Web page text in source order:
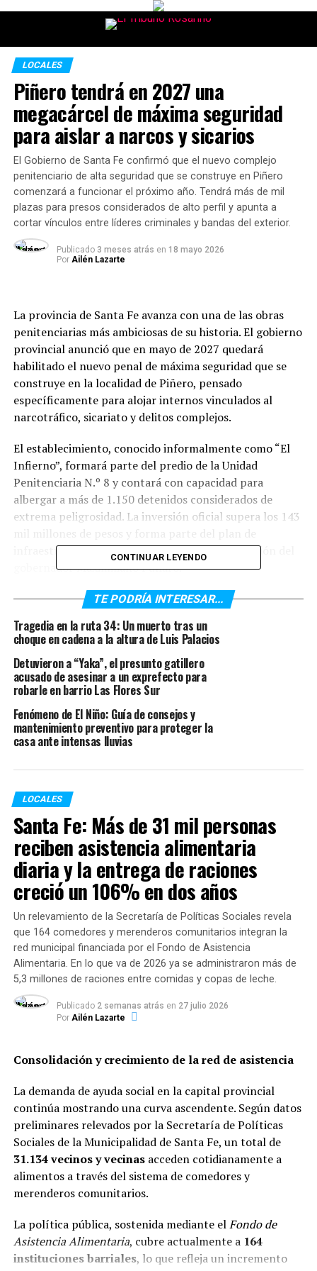
LOCALES
Piñero tendrá en 2027 una
megacárcel de máxima seguridad
para aislar a narcos y sicarios
El Gobierno de Santa Fe confirmó que el nuevo complejo
penitenciario de alta seguridad que se construye en Piñero
comenzará a funcionar el próximo año. Tendrá más de mil
plazas para presos considerados de alto perfil y apunta a
cortar vínculos entre líderes criminales y bandas del exterior.
Publicado 3 meses atrás en 18 mayo 2026
Por Ailén Lazarte
La provincia de Santa Fe avanza con una de las obras
penitenciarias más ambiciosas de su historia. El gobierno
provincial anunció que en mayo de 2027 quedará
habilitado el nuevo penal de máxima seguridad que se
construye en la localidad de Piñero, pensado
específicamente para alojar internos vinculados al
narcotráfico, sicariato y delitos complejos.
El establecimiento, conocido informalmente como “El
Infierno”, formará parte del predio de la Unidad
Penitenciaria N.º 8 y contará con capacidad para
albergar a más de 1.150 detenidos considerados de
extrema peligrosidad. La inversión oficial supera los 143
infraestructura carcelaria impulsado por la gestión del
gobernadorMaximiliano Pullaro.
Según detallaron desde la Provincia, el complejo fue
aislamiento. Cada preso ocupará una celda individual
monitoreada las 24 horas y solo podrá acceder a
espacios comunes reducidos y controlados. El objetivo
central es impedir que jefes narcos y líderes de
operaciones desde prisión.
La nueva cárcel tendrá cuatro módulos independientes,
pabellones reforzados, doble muro perimetral de 10
todo el predio, tecnología de monitoreo avanzada y
áreas específicas para visitas sin contacto físico directo.
Desde el Ejecutivo provincial sostienen que esta obra
busca complementar la estrategia de seguridad
desplegada en las calles con un mayor control del
sistema penitenciario, un punto considerado clave tras
años en los que distintas investigaciones detectaron
maniobras delictivas coordinadas desde cárceles
santafesinas.
Además de este penal, en el mismo predio se construyen
otras dos unidades penitenciarias que ampliarán
considerablemente la capacidad de alojamiento de
Con esta infraestructura, Santa Fe busca endurecer el
consolidar un modelo de control penitenciario
orientado a debilitar el poder operativo de las bandas
criminales que durante años marcaron la violencia en
ciudades como Rosario.
TEMAS RELACIONADOS: ACTUALIDAD
SIGUENTE
Cámaras lo captaron robando celulares y ahora lo
CONTINUAR LEYENDO
TE PODRÍA INTERESAR...
Tragedia en la ruta 34: Un muerto tras un
choque en cadena a la altura de Luis Palacios
Detuvieron a “Yaka”, el presunto gatillero
acusado de asesinar a un exprefecto para
robarle en barrio Las Flores Sur
Fenómeno de El Niño: Guía de consejos y
mantenimiento preventivo para proteger la
casa ante intensas lluvias
LOCALES
Santa Fe: Más de 31 mil personas
reciben asistencia alimentaria
diaria y la entrega de raciones
creció un 106% en dos años
Un relevamiento de la Secretaría de Políticas Sociales revela
que 164 comedores y merenderos comunitarios integran la
red municipal financiada por el Fondo de Asistencia
Alimentaria. En lo que va de 2026 ya se administraron más de
5,3 millones de raciones entre comidas y copas de leche.
Publicado 2 semanas atrás en 27 julio 2026
Por Ailén Lazarte
Consolidación y crecimiento de la red de asistencia
La demanda de ayuda social en la capital provincial
continúa mostrando una curva ascendente. Según datos
preliminares relevados por la Secretaría de Políticas
Sociales de la Municipalidad de Santa Fe, un total de
31.134 vecinos y vecinasacceden cotidianamente a
alimentos a través del sistema de comedores y
merenderos comunitarios.
La política pública, sostenida mediante elFondo de
Asistencia Alimentaria, cubre actualmente a 164
instituciones barriales, lo que refleja un incremento